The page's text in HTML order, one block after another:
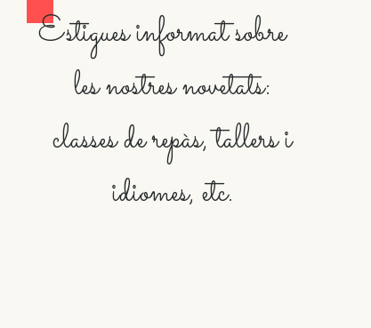
Estigues informat sobre
les nostres novetats:
classes de repàs, tallers i
idiomes, etc.